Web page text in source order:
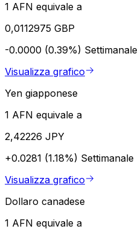
1 AFN equivale a
0,0112975 GBP
-0.0000 (0.39%) Settimanale
Visualizza grafico
Yen giapponese
1 AFN equivale a
2,42226 JPY
+0.0281 (1.18%) Settimanale
Visualizza grafico
Dollaro canadese
1 AFN equivale a